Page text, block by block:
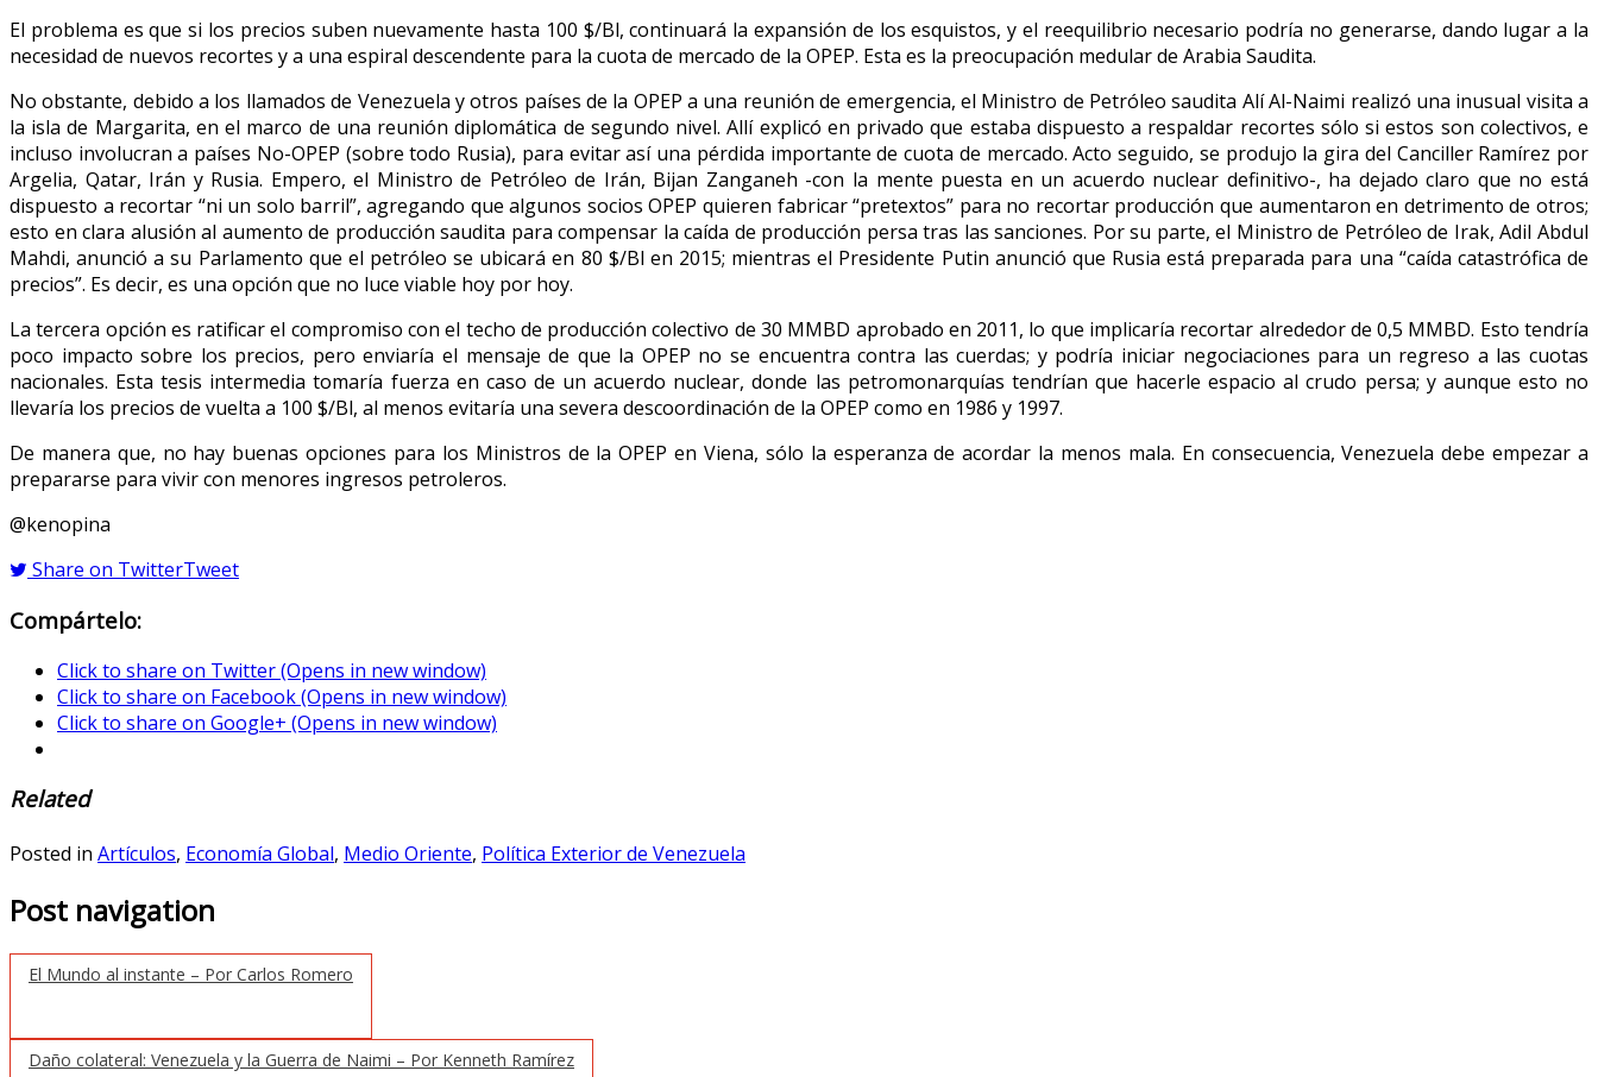
El problema es que si los precios suben nuevamente hasta 100 $/Bl, continuará la expansión de los esquistos, y el reequilibrio necesario podría no generarse, dando lugar a la
necesidad de nuevos recortes y a una espiral descendente para la cuota de mercado de la OPEP. Esta es la preocupación medular de Arabia Saudita.
No obstante, debido a los llamados de Venezuela y otros países de la OPEP a una reunión de emergencia, el Ministro de Petróleo saudita Alí Al-Naimi realizó una inusual visita a
la isla de Margarita, en el marco de una reunión diplomática de segundo nivel. Allí explicó en privado que estaba dispuesto a respaldar recortes sólo si estos son colectivos, e
incluso involucran a países No-OPEP (sobre todo Rusia), para evitar así una pérdida importante de cuota de mercado. Acto seguido, se produjo la gira del Canciller Ramírez por
Argelia, Qatar, Irán y Rusia. Empero, el Ministro de Petróleo de Irán, Bijan Zanganeh -con la mente puesta en un acuerdo nuclear definitivo-, ha dejado claro que no está
dispuesto a recortar “ni un solo barril”, agregando que algunos socios OPEP quieren fabricar “pretextos” para no recortar producción que aumentaron en detrimento de otros;
esto en clara alusión al aumento de producción saudita para compensar la caída de producción persa tras las sanciones. Por su parte, el Ministro de Petróleo de Irak, Adil Abdul
Mahdi, anunció a su Parlamento que el petróleo se ubicará en 80 $/Bl en 2015; mientras el Presidente Putin anunció que Rusia está preparada para una “caída catastrófica de
precios”. Es decir, es una opción que no luce viable hoy por hoy.
La tercera opción es ratificar el compromiso con el techo de producción colectivo de 30 MMBD aprobado en 2011, lo que implicaría recortar alrededor de 0,5 MMBD. Esto tendría
poco impacto sobre los precios, pero enviaría el mensaje de que la OPEP no se encuentra contra las cuerdas; y podría iniciar negociaciones para un regreso a las cuotas
nacionales. Esta tesis intermedia tomaría fuerza en caso de un acuerdo nuclear, donde las petromonarquías tendrían que hacerle espacio al crudo persa; y aunque esto no
llevaría los precios de vuelta a 100 $/Bl, al menos evitaría una severa descoordinación de la OPEP como en 1986 y 1997.
De manera que, no hay buenas opciones para los Ministros de la OPEP en Viena, sólo la esperanza de acordar la menos mala. En consecuencia, Venezuela debe empezar a
prepararse para vivir con menores ingresos petroleros.
@kenopina
Share on TwitterTweet
Compártelo:
Click to share on Twitter (Opens in new window)
Click to share on Facebook (Opens in new window)
Click to share on Google+ (Opens in new window)
Related
Posted in Artículos, Economía Global, Medio Oriente, Política Exterior de Venezuela
Post navigation
El Mundo al instante – Por Carlos Romero
Daño colateral: Venezuela y la Guerra de Naimi – Por Kenneth Ramírez